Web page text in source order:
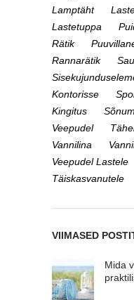
Lamptäht
Lastetuppa
Rätik
Rannarätik
Kontorisse
Kingitus
Veepudel
Vannilina
Veepudel Lastele
Täiskasvanutele
VIIMASED
Mida